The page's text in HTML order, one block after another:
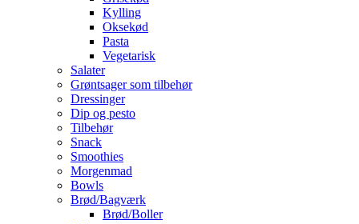
Kylling
Oksekød
Pasta
Vegetarisk
Salater
Grøntsager som tilbehør
Dressinger
Dip og pesto
Tilbehør
Snack
Smoothies
Morgenmad
Bowls
Brød/Bagværk
Brød/Boller